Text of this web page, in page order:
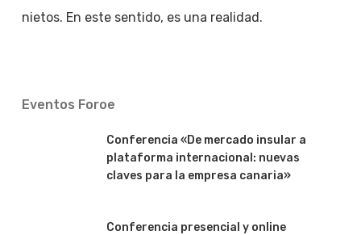
nietos. En este sentido, es una realidad.
Eventos Foroe
Conferencia «De mercado insular a
plataforma internacional: nuevas
claves para la empresa canaria»
Conferencia presencial y online